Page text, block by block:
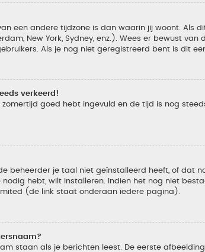
een andere tijdzone is dan waarin jij woont. Als
New York, Sydney, enz.). Wees er bewust
Als je nog niet geregistreerd bent is dit
verkeerd!
goed hebt ingevuld en de tijd is nog
beheerder je taal niet geïnstalleerd heeft, of dat
hebt, wilt installeren. Indien het nog niet
(de link staat onderaan iedere pagina).
staan als je berichten leest. De eerste